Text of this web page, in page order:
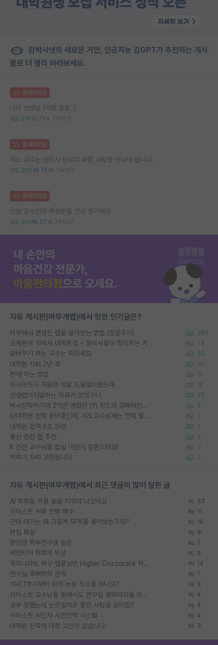
김박사넷의 새로운 거인, 인공지능 김GPT가 추천하는 게시
물로 더 멀리 바라보세요.
명예의전당
나의 선생님 (자랑 포함..)
218 21 29023
명예의전당
지도 교수는 반드시 인성이 바른 사람을 만나야 합니다.
399 74 118282
명예의전당
신임 교수인데 학생분들 건강 챙기세요
341 37 76587
자유 게시판(아무개랩)에서 핫한 인기글은?
외부에서 괜찮은 랩을 알아보는 방법 (장문주의) 280
소재분야 석박사 대학원생 + 물박사들이 착각하는 거 79
말바꾸기 하는 교수는 피하세요 55
대학원 자퇴 2년 후 111
편애 하는 방법 17
이사이트가 처음엔 정말 도움많이됐는데 16
신생랩가지말라는 이유가 있었구나 20
박사진학하기에 2억은 괜찮은 (?) 정도의 경제력인가요 9
타대학원 컨텍 준비중인데, 지도교수님께는 언제 말씀드려야 할까요? 2
대학원 합격구조 관련 2
통신 관련 랩 추천 3
K 전전 교수님들 랩실 어떤지 질문드려요! 3
막학기 자퇴 고민됩니다 3
자유 게시판(아무개랩)에서 최근 댓글이 많이 달린 글
AI 학회들 거품 슬슬 지적이 나오네요 33
카이스트 서류 전형 배수 11
근데 여기는 왜 그렇게 SPK를 물어보는거임? 19
면접 복장 9
편입생 학부연구생 질문 7
세컨티어 학회의 위상 6
우리나라도 학구 열풍보면 Higher Doctorate 학위가 필요하다고 봅니다. 14
연구실 후배와의 관계 7
석사 1학기부터 원래 논문 작성을 하나요? 9
카이스트 교수님들 중에서도 연구실 홈페이지를 마련 안 하신 분들이 계시던데 4
공부 못했는데 논문실적은 좋은 사람을 싫어함? 4
카이스트 뇌인지 사전컨택 시스템 4
대학원 진학에 대한 고민이 있습니다. 3